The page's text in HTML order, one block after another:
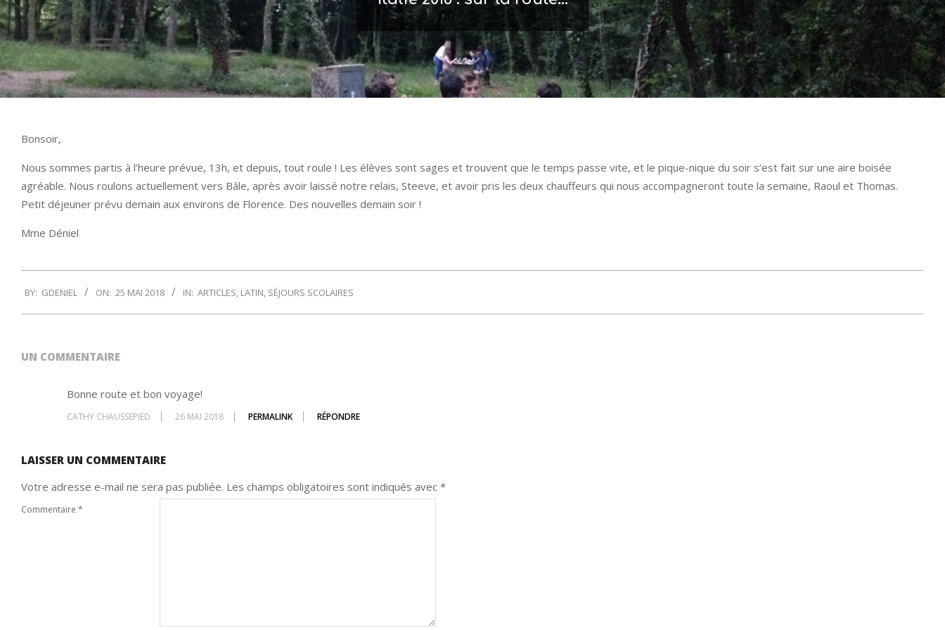
Bonsoir,
Nous sommes partis à l’heure prévue, 13h, et depuis, tout roule ! Les élèves sont sages et trouvent que le temps passe vite, et le pique-nique du soir s’est fait sur une aire boisée
agréable. Nous roulons actuellement vers Bâle, après avoir laissé notre relais, Steeve, et avoir pris les deux chauffeurs qui nous accompagneront toute la semaine, Raoul et Thomas.
Petit déjeuner prévu demain aux environs de Florence. Des nouvelles demain soir !
Mme Déniel
05-
25
BY: GDENIEL ON: 25 MAI 2018 IN: ARTICLES, LATIN, SÉJOURS SCOLAIRES
UN COMMENTAIRE
Bonne route et bon voyage!
CATHY CHAUSSEPIED 26 MAI 2018 PERMALINK RÉPONDRE
LAISSER UN COMMENTAIRE
Votre adresse e-mail ne sera pas publiée. Les champs obligatoires sont indiqués avec *
Commentaire *